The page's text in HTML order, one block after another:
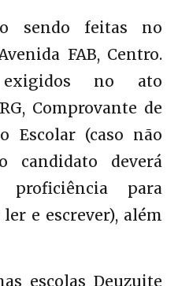
sendo feitas no
FAB, Centro.
exigidos no ato
Comprovante de
Escolar (caso não
candidato deverá
para
e escrever), além
escolas Deuzuite